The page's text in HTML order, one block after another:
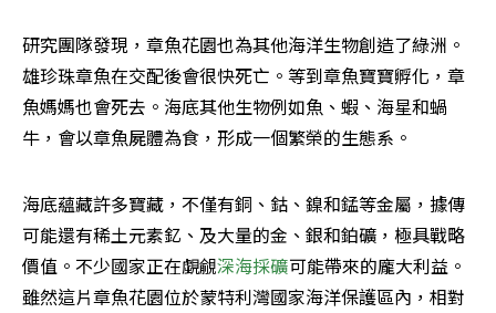
研究團隊發現，章魚花園也為其他海洋生物創造了綠洲。
雄珍珠章魚在交配後會很快死亡。等到章魚寶寶孵化，章
魚媽媽也會死去。海底其他生物例如魚、蝦、海星和蝸
牛，會以章魚屍體為食，形成一個繁榮的生態系。
海底蘊藏許多寶藏，不僅有銅、鈷、鎳和錳等金屬，據傳
可能還有稀土元素釔、及大量的金、銀和鉑礦，極具戰略
價值。不少國家正在覷覦深海採礦可能帶來的龐大利益。
雖然這片章魚花園位於蒙特利灣國家海洋保護區內，相對